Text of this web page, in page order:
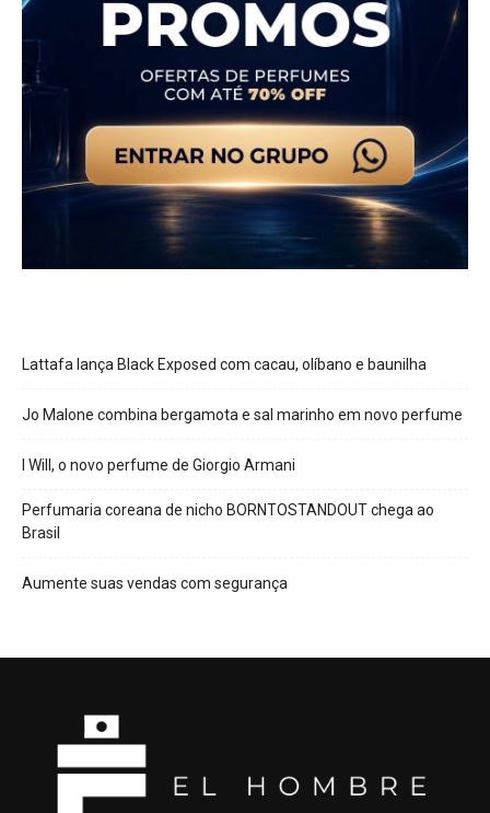
Lattafa lança Black Exposed com cacau, olíbano e baunilha
Jo Malone combina bergamota e sal marinho em novo perfume
I Will, o novo perfume de Giorgio Armani
Perfumaria coreana de nicho BORNTOSTANDOUT chega ao
Brasil
Aumente suas vendas com segurança